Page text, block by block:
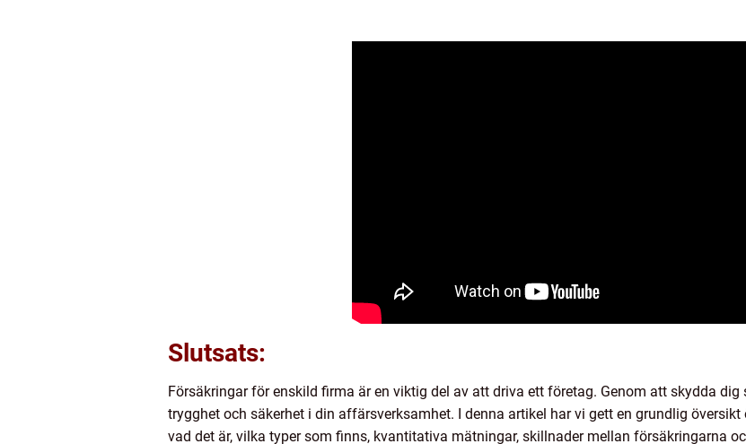
Slutsats:
Försäkringar för enskild firma är en viktig del av att driva ett företag. Genom att skydda
trygghet och säkerhet i din affärsverksamhet. I denna artikel har vi gett en grundlig
vad det är, vilka typer som finns, kvantitativa mätningar, skillnader mellan försäkringarna